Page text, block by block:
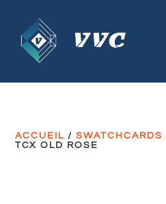
ACCUEIL /SWATCHCARDS
TCX OLD ROSE